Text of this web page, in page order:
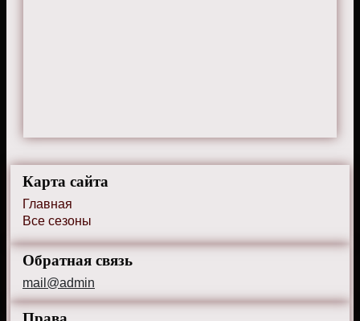
Карта сайта
Главная
Все сезоны
Обратная связь
mail@admin